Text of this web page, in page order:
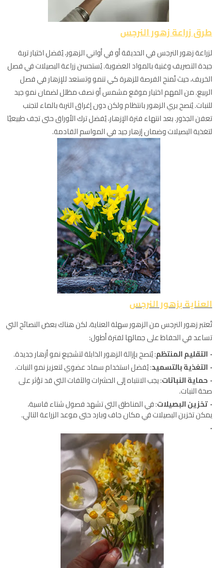
طرق زراعة زهور النرجس
لزراعة زهور النرجس في الحديقة أو في أواني الزهور، يُفضل اختيار تربة
جيدة التصريف وغنية بالمواد العضوية. يُستحسن زراعة البصيلات في فصل
الخريف، حيث تُمنح الفرصة للزهرة كي تنمو وتستعد للإزهار في فصل
الربيع. من المهم اختيار موقع مشمس أو نصف مظلل لضمان نمو جيد
للنبات. يُنصح بري الزهور بانتظام ولكن دون إغراق التربة بالماء لتجنب
تعفن الجذور. بعد انتهاء فترة الإزهار، يُفضل ترك الأوراق حتى تجف طبيعيًا
لتغذية البصيلات وضمان إزهار جيد في المواسم القادمة.
العناية بزهور النرجس
تُعتبر زهور النرجس من الزهور سهلة العناية، لكن هناك بعض النصائح التي
تساعد في الحفاظ على جمالها لفترة أطول:
التقليم المنتظم: يُنصح بإزالة الزهور الذابلة لتشجيع نمو أزهار جديدة.
التغذية بالتسميد: يُفضل استخدام سماد عضوي لتعزيز نمو النبات.
حماية النباتات: يجب الانتباه إلى الحشرات والآفات التي قد تؤثر على
صحة النبات.
تخزين البصيلات: في المناطق التي تشهد فصول شتاء قاسية،
يمكن تخزين البصيلات في مكان جاف وبارد حتى موعد الزراعة التالي.